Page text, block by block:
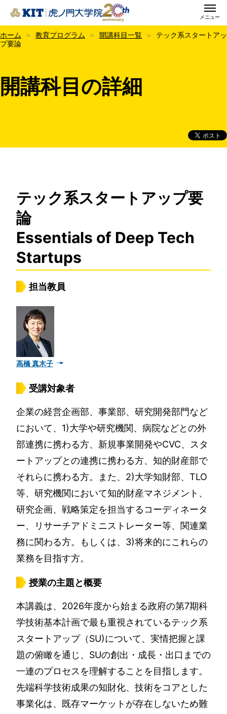
KIT虎ノ門大学院
メニュー
ホーム 教育プログラム 開講科目一覧
テック系スタートアッ
プ要論
開講科目の詳細
テック系スタートアップ要
論
Essentials of Deep Tech
Startups
担当教員
高橋 真木子
受講対象者
企業の経営企画部、事業部、研究開発部門など
において、1)大学や研究機関、病院などとの外
部連携に携わる方、新規事業開発やCVC、スタ
ートアップとの連携に携わる方、知的財産部で
それらに携わる方。また、2)大学知財部、TLO
等、研究機関において知的財産マネジメント、
研究企画、戦略策定を担当するコーディネータ
ー、リサーチアドミニストレーター等、関連業
務に関わる方。もしくは、3)将来的にこれらの
業務を目指す方。
授業の主題と概要
本講義は、2026年度から始まる政府の第7期科
学技術基本計画で最も重視されているテック系
スタートアップ（SU)について、実情把握と課
題の俯瞰を通じ、SUの創出・成長・出口までの
一連のプロセスを理解することを目指します。
先端科学技術成果の知財化、技術をコアとした
事業化は、既存マーケットが存在しないため難